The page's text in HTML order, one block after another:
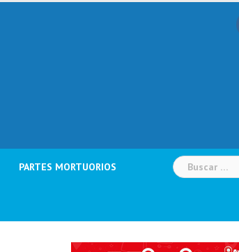
PARTES MORTUORIOS Buscar: